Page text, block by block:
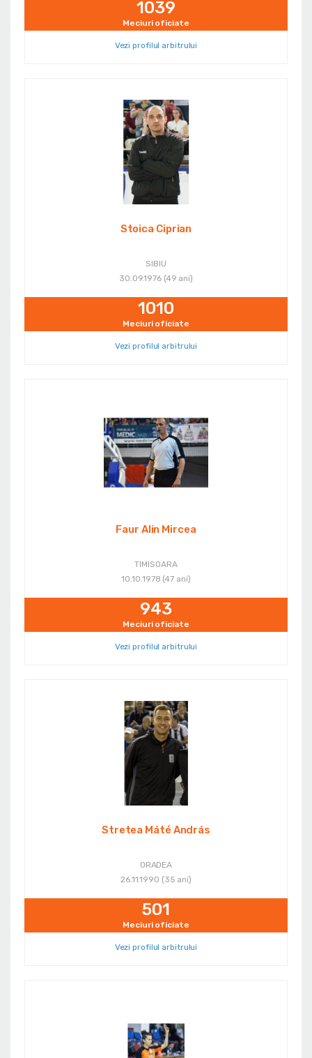
1039
Meciuri oficiate
Vezi profilul arbitrului
Stoica Ciprian
SIBIU
30.09.1976 (49 ani)
1010
Meciuri oficiate
Vezi profilul arbitrului
Faur Alin Mircea
TIMISOARA
10.10.1978 (47 ani)
943
Meciuri oficiate
Vezi profilul arbitrului
Stretea Máté András
ORADEA
26.11.1990 (35 ani)
501
Meciuri oficiate
Vezi profilul arbitrului